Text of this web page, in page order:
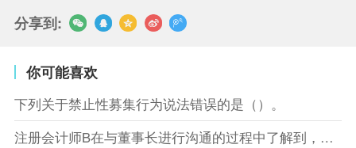
分享到:
你可能喜欢
下列关于禁止性募集行为说法错误的是（）。
注册会计师B在与董事长进行沟通的过程中了解到，XYZ股份有限